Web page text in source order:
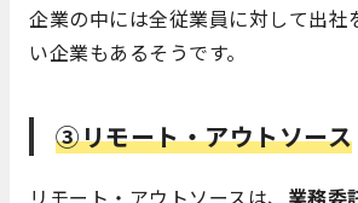
企業の中には全従業員に対して出社
い企業もあるそうです。
③リモート・アウトソース
リモート・アウトソースは、 業務委